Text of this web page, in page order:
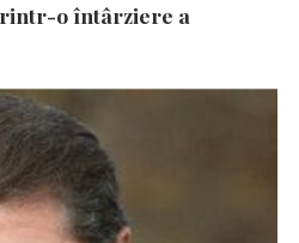
o întârziere a